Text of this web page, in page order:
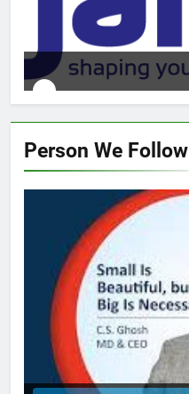
Person We Follow